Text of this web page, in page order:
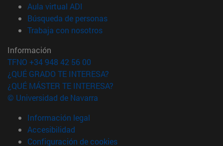
Aula virtual ADI
Búsqueda de personas(abre en nueva ventana)
Trabaja con nosotros(abre en nueva ventana)
Información
TFNO +34 948 42 56 00
¿QUÉ GRADO TE INTERESA?
¿QUÉ MÁSTER TE INTERESA?
© Universidad de Navarra
Información legal
Accesibilidad
Configuración de cookies